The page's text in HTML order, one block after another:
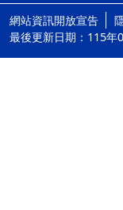
網站資訊開放宣告
最後更新日期：115年